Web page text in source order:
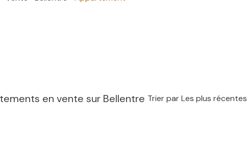
en vente sur Bellentre Trier par Les plus récentes